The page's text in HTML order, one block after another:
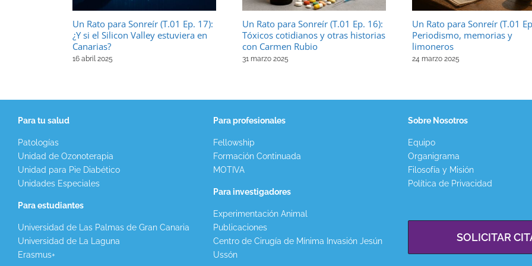
Un Rato para Sonreír (T.01 Ep. 17):
¿Y si el Silicon Valley estuviera en
Canarias?
16 abril 2025
Un Rato para Sonreír (T.01 Ep. 16):
Tóxicos cotidianos y otras historias
con Carmen Rubio
31 marzo 2025
Un Rato para Sonreír (T.01
Periodismo, memorias y
limoneros
24 marzo 2025
Para tu salud
Patologías
Unidad de Ozonoterapia
Unidad para Pie Diabético
Unidades Especiales
Para estudiantes
Universidad de Las Palmas de Gran Canaria
Universidad de La Laguna
Erasmus+
Para profesionales
Fellowship
Formación Continuada
MOTIVA
Para investigadores
Experimentación Animal
Publicaciones
Centro de Cirugía de Mínima Invasión Jesún
Ussón
Sobre Nosotros
Equipo
Organigrama
Filosofía y Misión
Política de Privacidad
SOLICITAR